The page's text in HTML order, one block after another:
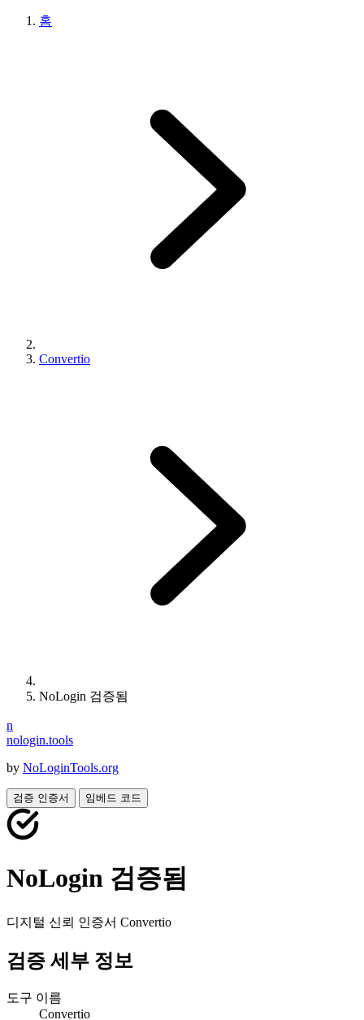
홈
Convertio
NoLogin 검증됨
n
nologin.tools
by NoLoginTools.org
검증 인증서 임베드 코드
NoLogin 검증됨
디지털 신뢰 인증서 Convertio
검증 세부 정보
도구 이름
Convertio